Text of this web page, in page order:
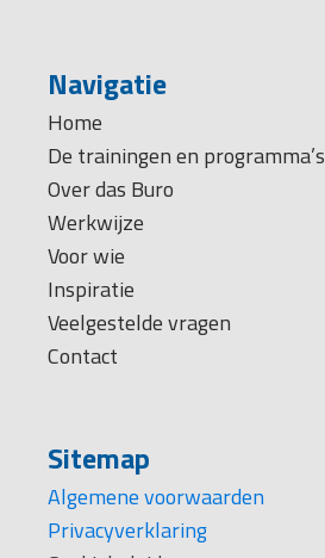
Navigatie
Home
De trainingen en programma’s
Over das Buro
Werkwijze
Voor wie
Inspiratie
Veelgestelde vragen
Contact
Sitemap
Algemene voorwaarden
Privacyverklaring